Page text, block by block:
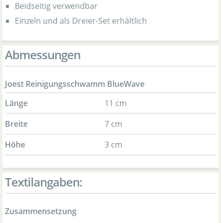
Beidseitig verwendbar
Einzeln und als Dreier-Set erhältlich
Abmessungen
Joest Reinigungsschwamm BlueWave
Länge
11 cm
Breite
7 cm
Höhe
3 cm
Textilangaben:
Zusammensetzung